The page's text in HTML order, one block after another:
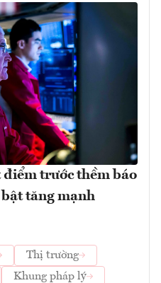
trước thềm báo
tăng mạnh
Thị trường
Khung pháp lý